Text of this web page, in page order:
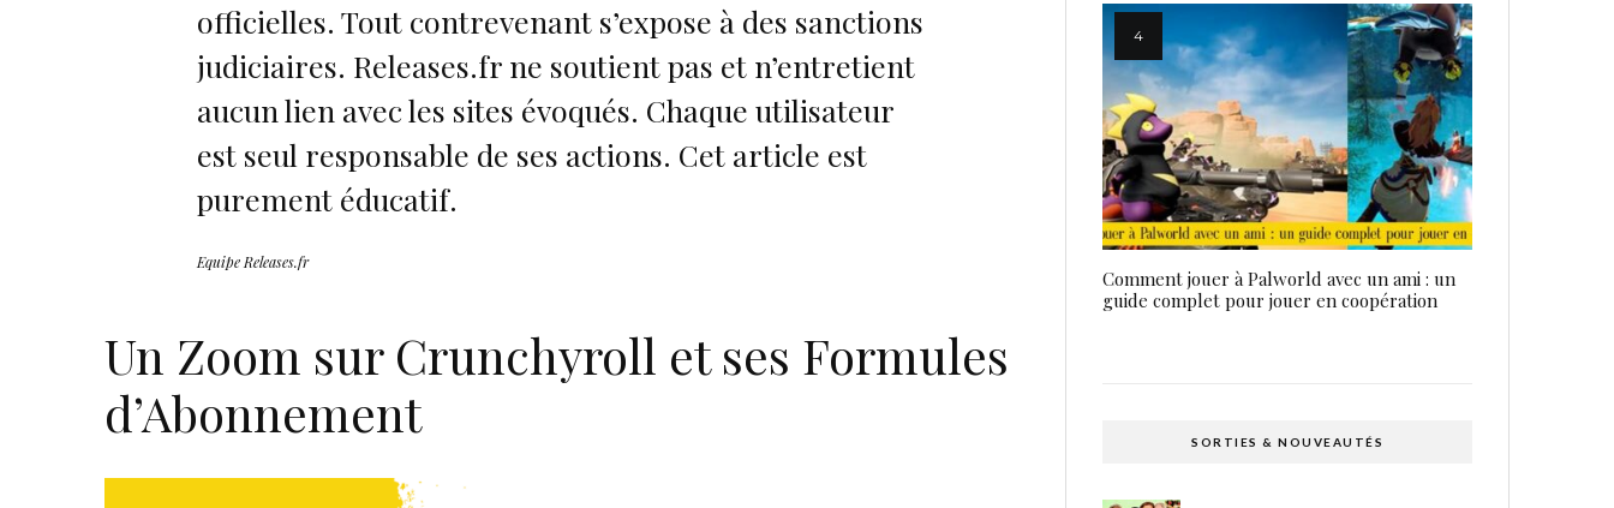
officielles. Tout contrevenant s’expose à des sanctions
judiciaires. Releases.fr ne soutient pas et n’entretient
aucun lien avec les sites évoqués. Chaque utilisateur
est seul responsable de ses actions. Cet article est
purement éducatif.
Equipe Releases.fr
Un Zoom sur Crunchyroll et ses Formules
d’Abonnement
Comment jouer à Palworld avec un ami : un
guide complet pour jouer en coopération
SORTIES & NOUVEAUTÉS